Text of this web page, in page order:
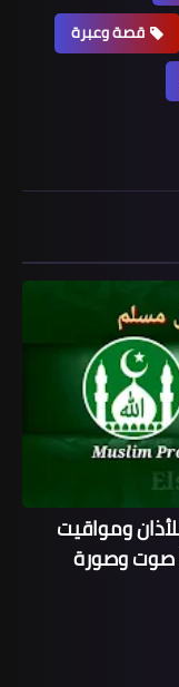
قصة وعبرة
للأذان ومواقيت
صوت وصورة